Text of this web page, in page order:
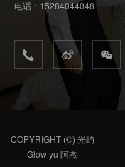
电话： 15284044048
COPYRIGHT (©) 光屿
Glow yu 阿杰